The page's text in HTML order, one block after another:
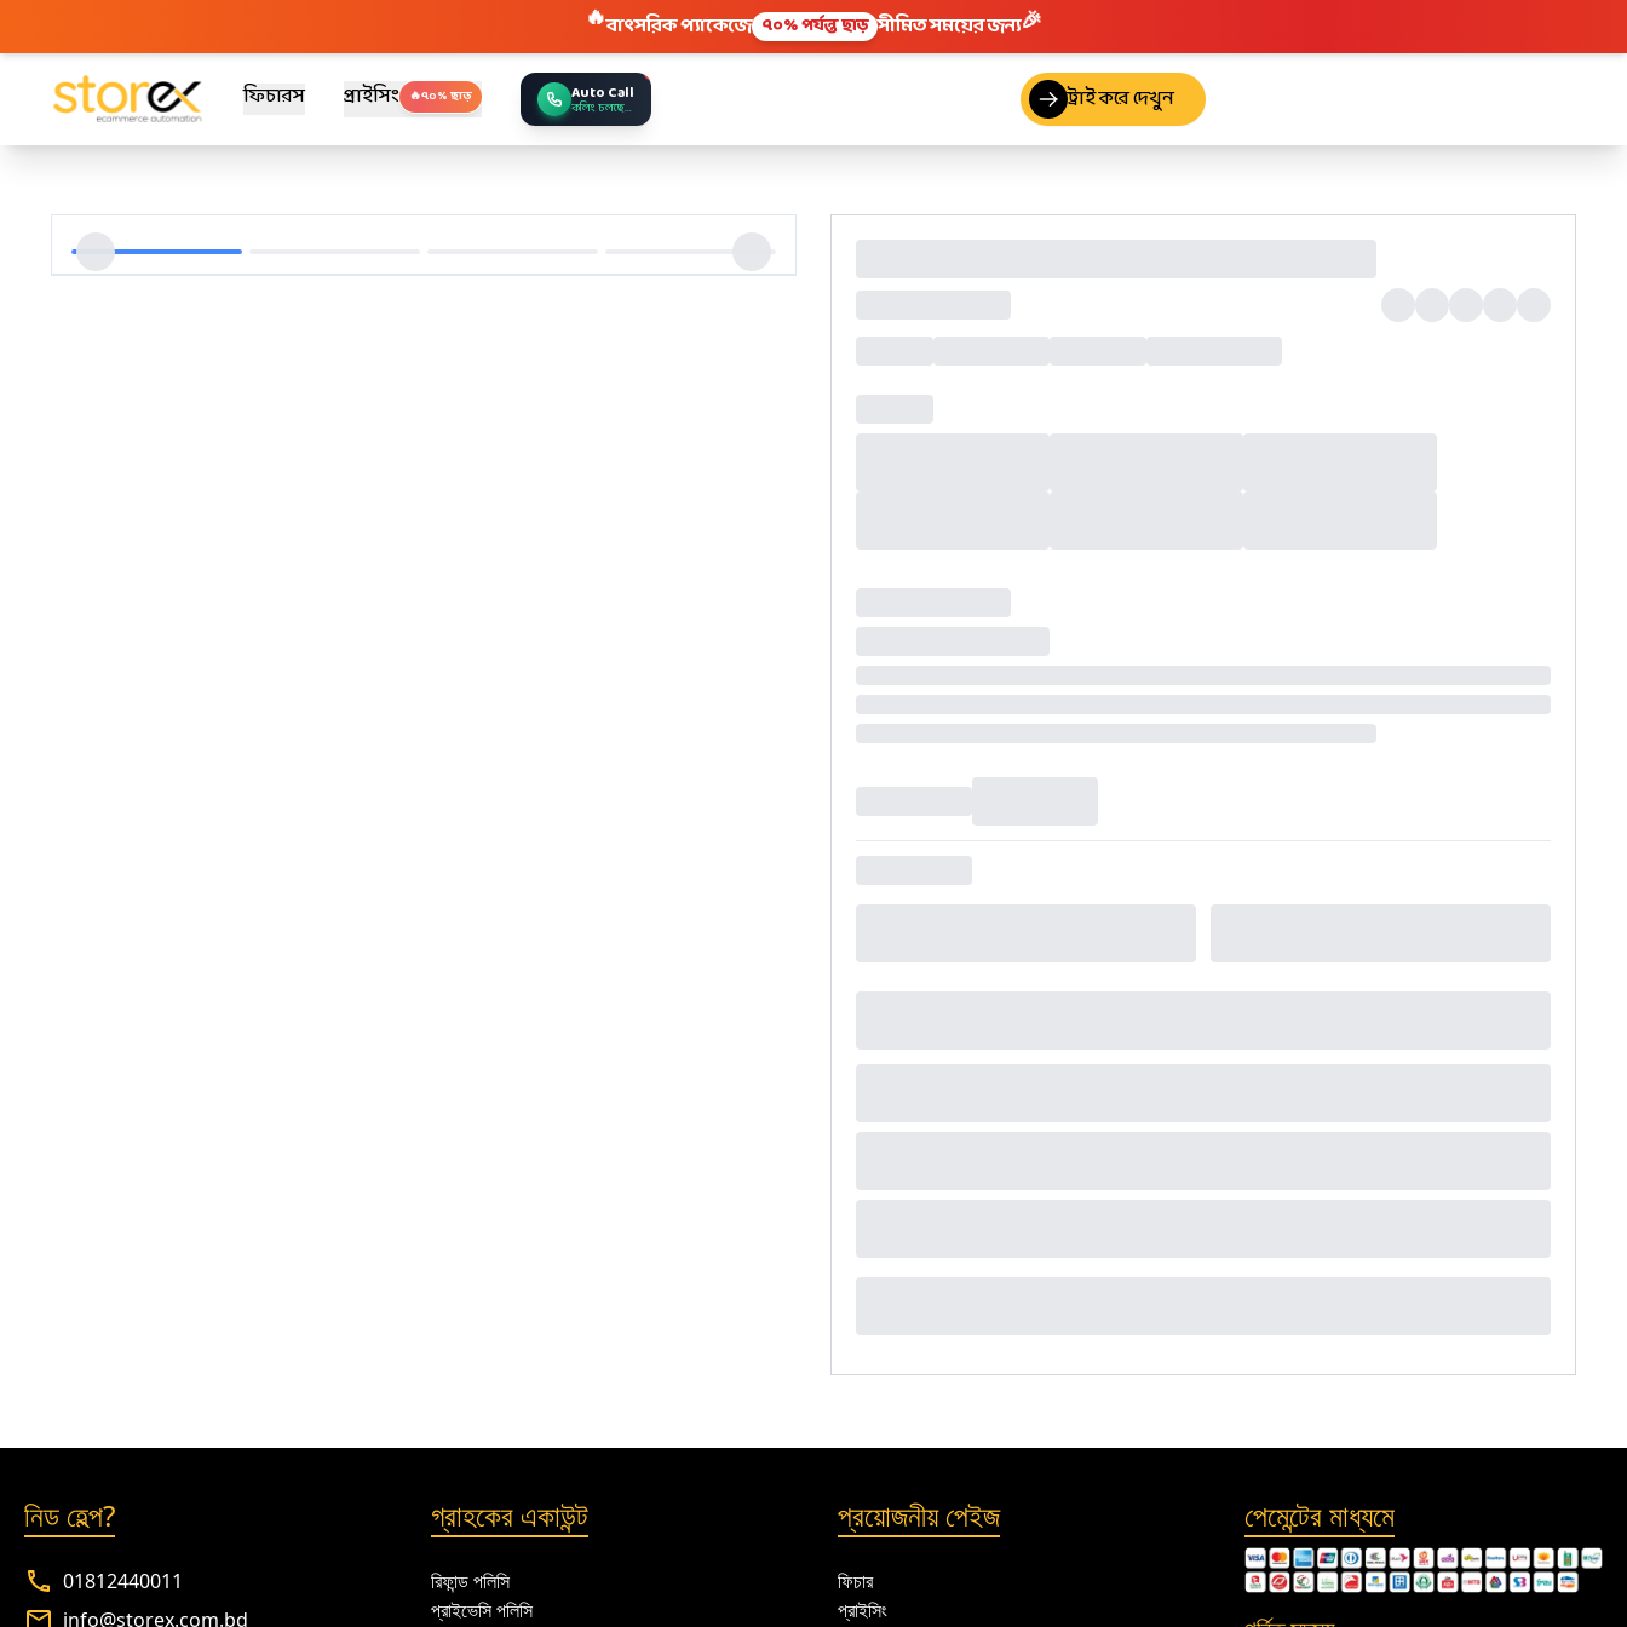
🔥বাৎসরিক প্যাকেজে ৭০% পর্যন্ত ছাড় সীমিত সময়ের জন্য🎉
ফিচারস প্রাইসিং 🔥৭০% ছাড় Auto Call
কলিং চলছে... ট্রাই করে দেখুন
নিড হেল্প?
01812440011
info@storex.com.bd
গ্রাহকের একাউন্ট
রিফান্ড পলিসি
প্রাইভেসি পলিসি
প্রয়োজনীয় পেইজ
ফিচার
প্রাইসিং
পেমেন্টের মাধ্যমে